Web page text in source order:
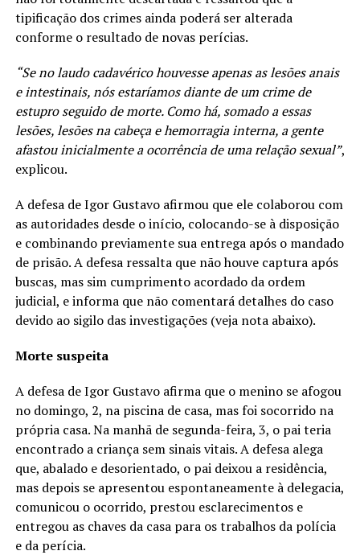
tipificação dos crimes ainda poderá ser alterada
conforme o resultado de novas perícias.
“Se no laudo cadavérico houvesse apenas as lesões anais
e intestinais, nós estaríamos diante de um crime de
estupro seguido de morte. Como há, somado a essas
lesões, lesões na cabeça e hemorragia interna, a gente
afastou inicialmente a ocorrência de uma relação sexual”,
explicou.
A defesa de Igor Gustavo afirmou que ele colaborou com
as autoridades desde o início, colocando-se à disposição
e combinando previamente sua entrega após o mandado
de prisão. A defesa ressalta que não houve captura após
buscas, mas sim cumprimento acordado da ordem
judicial, e informa que não comentará detalhes do caso
devido ao sigilo das investigações (veja nota abaixo).
Morte suspeita
A defesa de Igor Gustavo afirma que o menino se afogou
no domingo, 2, na piscina de casa, mas foi socorrido na
própria casa. Na manhã de segunda-feira, 3, o pai teria
encontrado a criança sem sinais vitais. A defesa alega
que, abalado e desorientado, o pai deixou a residência,
mas depois se apresentou espontaneamente à delegacia,
comunicou o ocorrido, prestou esclarecimentos e
entregou as chaves da casa para os trabalhos da polícia
e da perícia.